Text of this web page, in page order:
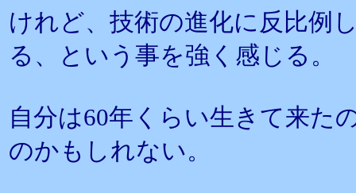
けれど、技術の進化に反比例
る、という事を強く感じる。
自分は60年くらい生きて来た
のかもしれない。